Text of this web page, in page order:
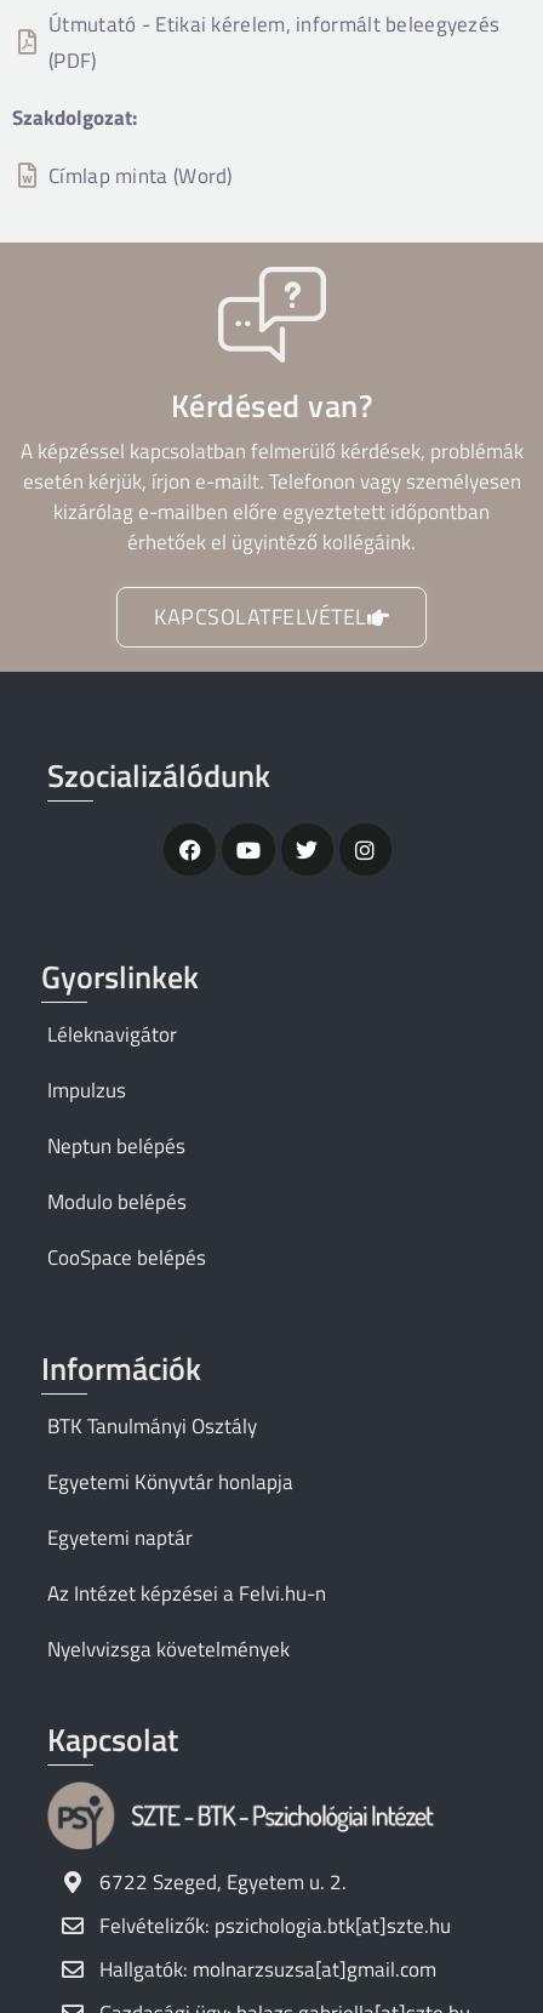
Útmutató - Etikai kérelem, informált beleegyezés
(PDF)
Szakdolgozat:
Címlap minta (Word)
Kérdésed van?
A képzéssel kapcsolatban felmerülő kérdések, problémák
esetén kérjük, írjon e-mailt. Telefonon vagy személyesen
kizárólag e-mailben előre egyeztetett időpontban
érhetőek el ügyintéző kollégáink.
KAPCSOLATFELVÉTEL
Szocializálódunk
Gyorslinkek
Léleknavigátor
Impulzus
Neptun belépés
Modulo belépés
CooSpace belépés
Információk
BTK Tanulmányi Osztály
Egyetemi Könyvtár honlapja
Egyetemi naptár
Az Intézet képzései a Felvi.hu-n
Nyelvvizsga követelmények
Kapcsolat
6722 Szeged, Egyetem u. 2.
Felvételizők: pszichologia.btk[at]szte.hu
Hallgatók: molnarzsuzsa[at]gmail.com